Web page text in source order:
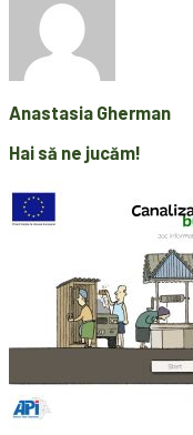
Anastasia Gherman
Hai să ne jucăm!